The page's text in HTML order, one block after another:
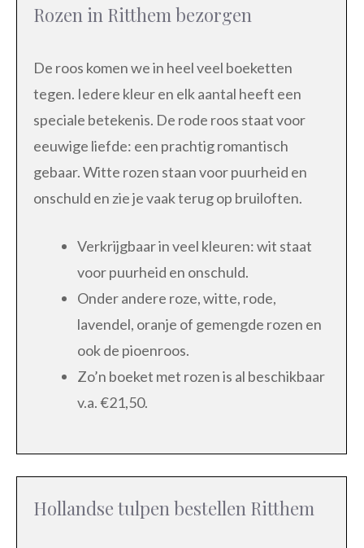
Rozen in Ritthem bezorgen
De roos komen we in heel veel boeketten
tegen. Iedere kleur en elk aantal heeft een
speciale betekenis. De rode roos staat voor
eeuwige liefde: een prachtig romantisch
gebaar. Witte rozen staan voor puurheid en
onschuld en zie je vaak terug op bruiloften.
Verkrijgbaar in veel kleuren: wit staat
voor puurheid en onschuld.
Onder andere roze, witte, rode,
lavendel, oranje of gemengde rozen en
ook de pioenroos.
Zo’n boeket met rozen is al beschikbaar
v.a. €21,50.
Hollandse tulpen bestellen Ritthem